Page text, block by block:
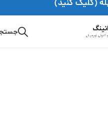
(کلیک کنید)